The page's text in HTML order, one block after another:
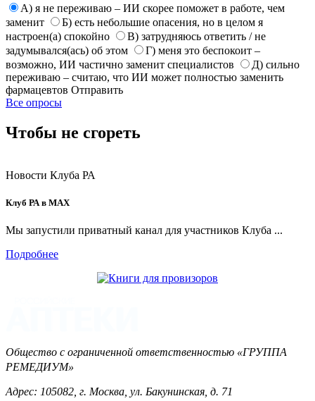
А) я не переживаю – ИИ скорее поможет в работе, чем
заменит
Б) есть небольшие опасения, но в целом я
настроен(а) спокойно
В) затрудняюсь ответить / не
задумывался(ась) об этом
Г) меня это беспокоит –
возможно, ИИ частично заменит специалистов
Д) сильно
переживаю – считаю, что ИИ может полностью заменить
фармацевтов Отправить
Все опросы
Чтобы не сгореть
Новости Клуба РА
Клуб РА в MAX
Мы запустили приватный канал для участников Клуба ...
Подробнее
Общество с ограниченной ответственностью «ГРУППА
РЕМЕДИУМ»
Адрес: 105082, г. Москва, ул. Бакунинская, д. 71